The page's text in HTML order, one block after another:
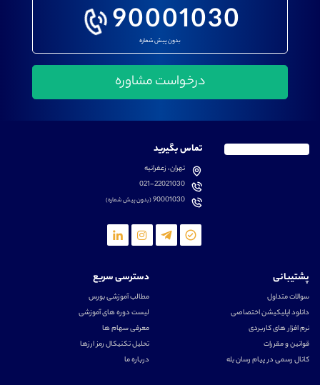
90001030
بدون پیش شماره
تماس بگیرید
تهران، زعفرانیه
021-22021030
90001030(بدون پیش شماره)
پشتیبانی
سوالات متداول
دانلود اپلیکیشن اختصاصی
نرم افزار های کاربردی
قوانین و مقررات
کانال رسمی در پیام رسان بله
دسترسی سریع
مطالب آموزشی بورس
لیست دوره های آموزشی
معرفی سهام ها
تحلیل تکنیکال رمز ارزها
درباره ما